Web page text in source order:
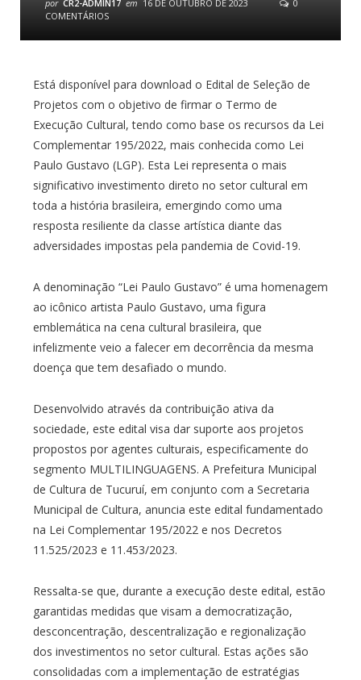
por CR2-ADMIN17 em 16 DE OUTUBRO DE 2023
0
COMENTÁRIOS
Está disponível para download o Edital de Seleção de
Projetos com o objetivo de firmar o Termo de
Execução Cultural, tendo como base os recursos da Lei
Complementar 195/2022, mais conhecida como Lei
Paulo Gustavo (LGP). Esta Lei representa o mais
significativo investimento direto no setor cultural em
toda a história brasileira, emergindo como uma
resposta resiliente da classe artística diante das
adversidades impostas pela pandemia de Covid-19.
A denominação “Lei Paulo Gustavo” é uma homenagem
ao icônico artista Paulo Gustavo, uma figura
emblemática na cena cultural brasileira, que
infelizmente veio a falecer em decorrência da mesma
doença que tem desafiado o mundo.
Desenvolvido através da contribuição ativa da
sociedade, este edital visa dar suporte aos projetos
propostos por agentes culturais, especificamente do
segmento MULTILINGUAGENS. A Prefeitura Municipal
de Cultura de Tucuruí, em conjunto com a Secretaria
Municipal de Cultura, anuncia este edital fundamentado
na Lei Complementar 195/2022 e nos Decretos
11.525/2023 e 11.453/2023.
Ressalta-se que, durante a execução deste edital, estão
garantidas medidas que visam a democratização,
desconcentração, descentralização e regionalização
dos investimentos no setor cultural. Estas ações são
consolidadas com a implementação de estratégias